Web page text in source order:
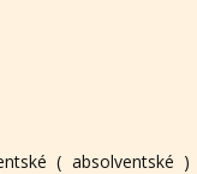
( absolventské )